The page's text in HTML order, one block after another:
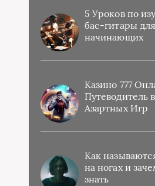
5 Уроков по
бас-гитары для
начинающих
Казино 777
Путеводитель
Азартных Игр
Как
на ногах и
знать